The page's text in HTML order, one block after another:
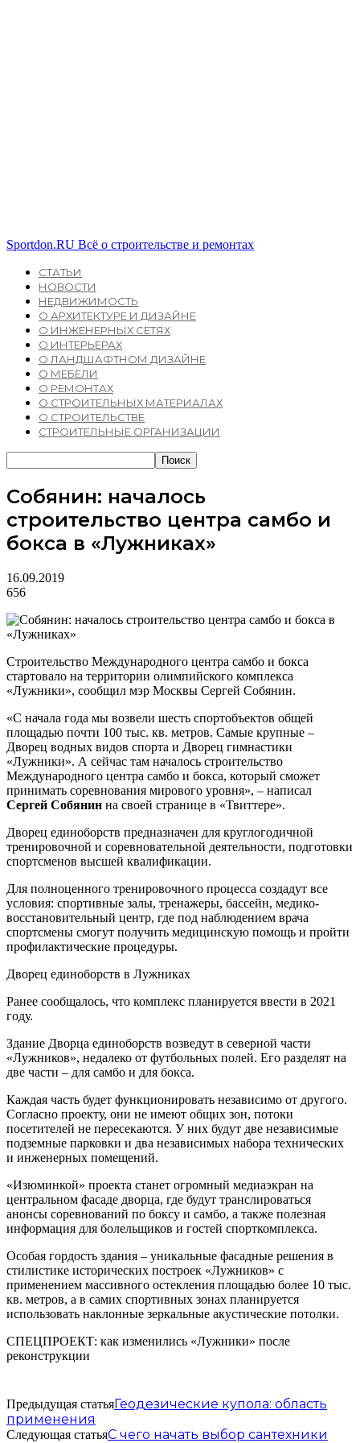
Sportdon.RU Всё о строительстве и ремонтах
СТАТЬИ
НОВОСТИ
НЕДВИЖИМОСТЬ
О АРХИТЕКТУРЕ И ДИЗАЙНЕ
О ИНЖЕНЕРНЫХ СЕТЯХ
О ИНТЕРЬЕРАХ
О ЛАНДШАФТНОМ ДИЗАЙНЕ
О МЕБЕЛИ
О РЕМОНТАХ
О СТРОИТЕЛЬНЫХ МАТЕРИАЛАХ
О СТРОИТЕЛЬСТВЕ
СТРОИТЕЛЬНЫЕ ОРГАНИЗАЦИИ
Собянин: началось
строительство центра самбо и
бокса в «Лужниках»
16.09.2019
656
Строительство Международного центра самбо и бокса
стартовало на территории олимпийского комплекса
«Лужники», сообщил мэр Москвы Сергей Собянин.
«С начала года мы возвели шесть спортобъектов общей
площадью почти 100 тыс. кв. метров. Самые крупные –
Дворец водных видов спорта и Дворец гимнастики
«Лужники». А сейчас там началось строительство
Международного центра самбо и бокса, который сможет
принимать соревнования мирового уровня», – написал
Сергей Собянин на своей странице в «Твиттере».
Дворец единоборств предназначен для круглогодичной
тренировочной и соревновательной деятельности, подготовки
спортсменов высшей квалификации.
Для полноценного тренировочного процесса создадут все
условия: спортивные залы, тренажеры, бассейн, медико-
восстановительный центр, где под наблюдением врача
спортсмены смогут получить медицинскую помощь и пройти
профилактические процедуры.
Дворец единоборств в Лужниках
Ранее сообщалось, что комплекс планируется ввести в 2021
году.
Здание Дворца единоборств возведут в северной части
«Лужников», недалеко от футбольных полей. Его разделят на
две части – для самбо и для бокса.
Каждая часть будет функционировать независимо от другого.
Согласно проекту, они не имеют общих зон, потоки
посетителей не пересекаются. У них будут две независимые
подземные парковки и два независимых набора технических
и инженерных помещений.
«Изюминкой» проекта станет огромный медиаэкран на
центральном фасаде дворца, где будут транслироваться
анонсы соревнований по боксу и самбо, а также полезная
информация для болельщиков и гостей спорткомплекса.
Особая гордость здания – уникальные фасадные решения в
стилистике исторических построек «Лужников» с
применением массивного остекления площадью более 10 тыс.
кв. метров, а в самих спортивных зонах планируется
использовать наклонные зеркальные акустические потолки.
СПЕЦПРОЕКТ: как изменились «Лужники» после
реконструкции
Предыдущая статьяГеодезические купола: область
применения
Следующая статьяС чего начать выбор сантехники